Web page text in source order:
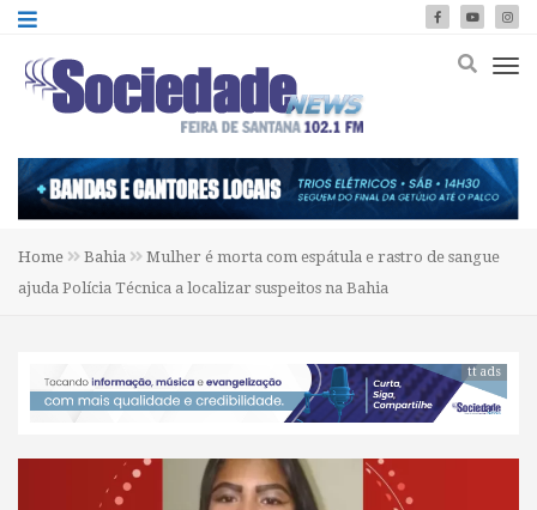
Home Bahia
Mulher é morta com espátula e rastro de sangue
ajuda Polícia Técnica a localizar suspeitos na Bahia
tt ads